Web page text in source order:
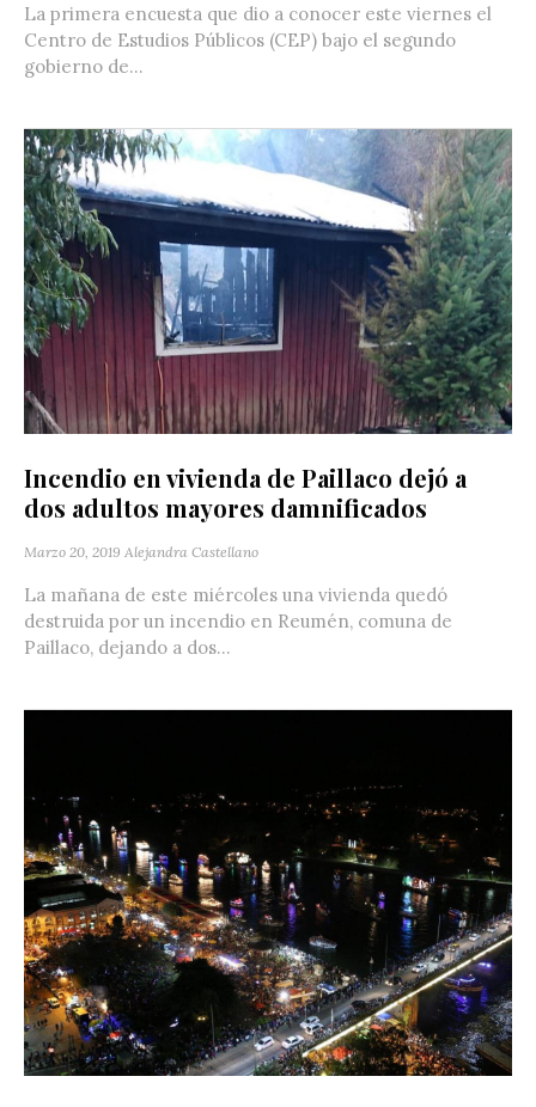
La primera encuesta que dio a conocer este viernes el
Centro de Estudios Públicos (CEP) bajo el segundo
gobierno de...
Incendio en vivienda de Paillaco dejó a
dos adultos mayores damnificados
Marzo 20, 2019 Alejandra Castellano
La mañana de este miércoles una vivienda quedó
destruida por un incendio en Reumén, comuna de
Paillaco, dejando a dos...